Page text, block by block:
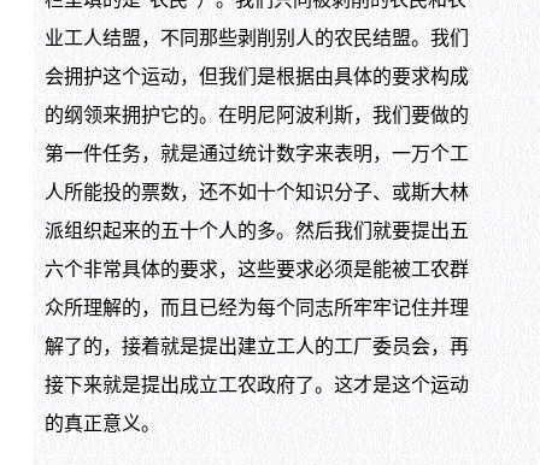
业工人结盟，不同那些剥削别人的农民结盟。我们
会拥护这个运动，但我们是根据由具体的要求构成
的纲领来拥护它的。在明尼阿波利斯，我们要做的
第一件任务，就是通过统计数字来表明，一万个工
人所能投的票数，还不如十个知识分子、或斯大林
派组织起来的五十个人的多。然后我们就要提出五
六个非常具体的要求，这些要求必须是能被工农群
众所理解的，而且已经为每个同志所牢牢记住并理
解了的，接着就是提出建立工人的工厂委员会，再
接下来就是提出成立工农政府了。这才是这个运动
的真正意义。